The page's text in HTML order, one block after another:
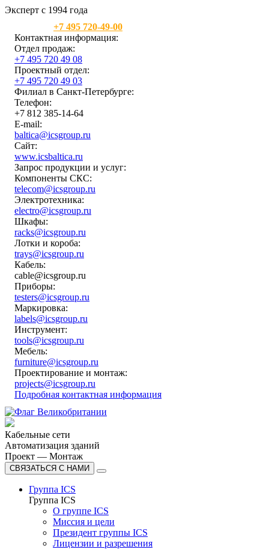
Эксперт с 1994 года
+7 495 720-49-00
Контактная информация:
Отдел продаж:
+7 495 720 49 08
Проектный отдел:
+7 495 720 49 03
Филиал в Санкт-Петербурге:
Телефон:
+7 812 385-14-64
E-mail:
baltica@icsgroup.ru
Сайт:
www.icsbaltica.ru
Запрос продукции и услуг:
Компоненты СКС:
telecom@icsgroup.ru
Электротехника:
electro@icsgroup.ru
Шкафы:
racks@icsgroup.ru
Лотки и короба:
trays@icsgroup.ru
Кабель:
cable@icsgroup.ru
Приборы:
testers@icsgroup.ru
Маркировка:
labels@icsgroup.ru
Инструмент:
tools@icsgroup.ru
Мебель:
furniture@icsgroup.ru
Проектирование и монтаж:
projects@icsgroup.ru
Подробная контактная информация
Кабельные сети
Автоматизация зданий
Проект — Монтаж
СВЯЗАТЬСЯ С НАМИ
Группа ICS
Группа ICS
О группе ICS
Миссия и цели
Президент группы ICS
Лицензии и разрешения